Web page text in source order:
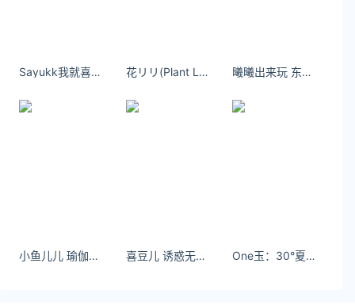
16
新增境外
Sayukk我就喜欢你吞吞吐吐娇羞的样子，我就喜欢你进进出出专注的神情 花リリ(Plant Lily) 但却有着对生活的深刻理解和感悟。 曦曦出来玩 东北澡堂子文化必须拿捏- 小红书
小鱼儿儿 瑜伽拉伸｜别忘了 你也是春天的一部分 - 小红书 喜豆儿 诱惑无处不在啊 一种感觉~- 小红书 One玉：30°夏。#今天穿什么